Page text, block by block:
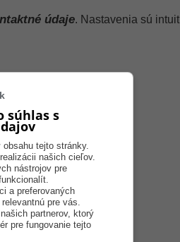
údaje. Nastavenia sú
súhlas s
tejto stránky.
našich cieľov.
nástrojov pre
a preferovaných
pre vás.
partnerov, ktorý
pre fungovanie tejto